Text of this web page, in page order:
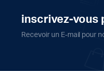
inscrivez-vous
Recevoir un E-mail pour